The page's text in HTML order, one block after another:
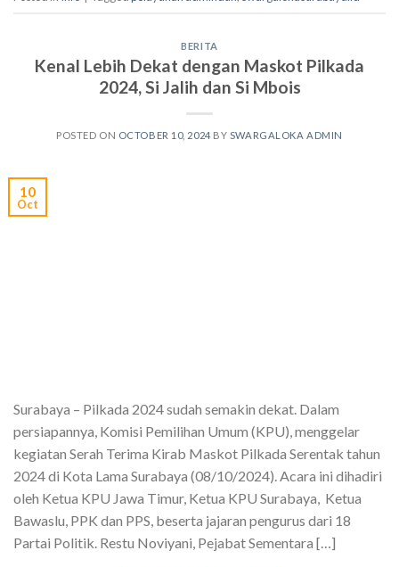
BERITA
Kenal Lebih Dekat dengan Maskot Pilkada
2024, Si Jalih dan Si Mbois
POSTED ON OCTOBER 10, 2024 BY SWARGALOKA ADMIN
10
Oct
Surabaya – Pilkada 2024 sudah semakin dekat. Dalam
persiapannya, Komisi Pemilihan Umum (KPU), menggelar
kegiatan Serah Terima Kirab Maskot Pilkada Serentak tahun
2024 di Kota Lama Surabaya (08/10/2024). Acara ini dihadiri
oleh Ketua KPU Jawa Timur, Ketua KPU Surabaya, Ketua
Bawaslu, PPK dan PPS, beserta jajaran pengurus dari 18
Partai Politik. Restu Noviyani, Pejabat Sementara […]